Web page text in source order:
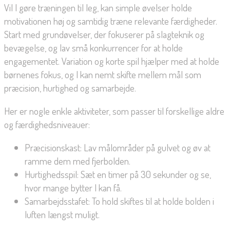
Vil I gøre træningen til leg, kan simple øvelser holde
motivationen høj og samtidig træne relevante færdigheder.
Start med grundøvelser, der fokuserer på slagteknik og
bevægelse, og lav små konkurrencer for at holde
engagementet. Variation og korte spil hjælper med at holde
børnenes fokus, og I kan nemt skifte mellem mål som
præcision, hurtighed og samarbejde.
Her er nogle enkle aktiviteter, som passer til forskellige aldre
og færdighedsniveauer:
Præcisionskast: Lav målområder på gulvet og øv at
ramme dem med fjerbolden.
Hurtighedsspil: Sæt en timer på 30 sekunder og se,
hvor mange bytter I kan få.
Samarbejdsstafet: To hold skiftes til at holde bolden i
luften længst muligt.